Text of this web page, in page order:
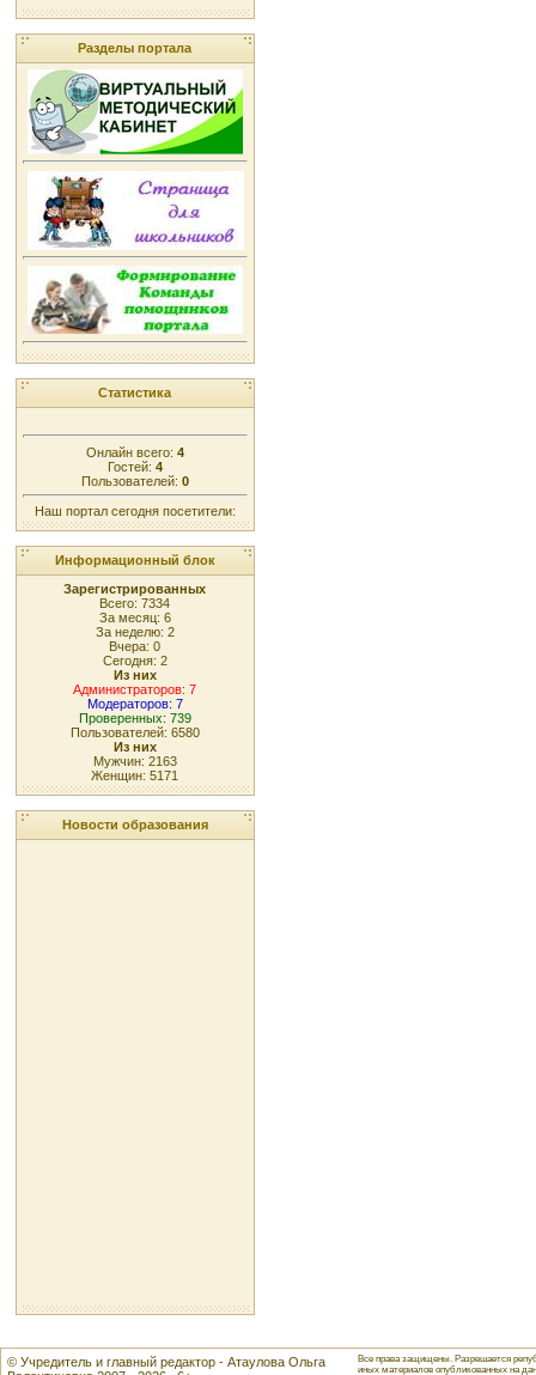
Разделы портала
Статистика
Онлайн всего: 4
Гостей: 4
Пользователей: 0
Наш портал сегодня посетители:
Информационный блок
Зарегистрированных
Всего: 7334
За месяц: 6
За неделю: 2
Вчера: 0
Сегодня: 2
Из них
Администраторов: 7
Модераторов: 7
Проверенных: 739
Пользователей: 6580
Из них
Мужчин: 2163
Женщин: 5171
Новости образования
© Учредитель и главный редактор - Атаулова Ольга
Все права защищены. Разрешается
иных материалов опубликованных на